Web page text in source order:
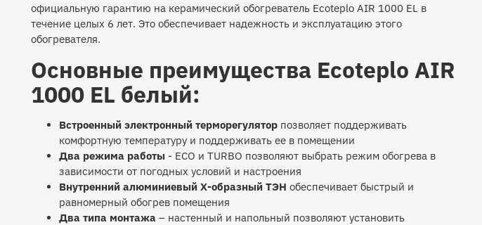
официальную гарантию на керамический обогреватель Ecoteplo AIR 1000 EL в
течение целых 6 лет. Это обеспечивает надежность и эксплуатацию этого
обогревателя.
Основные преимущества Ecoteplo AIR
1000 EL белый:
Встроенный электронный терморегулятор позволяет поддерживать
комфортную температуру и поддерживать ее в помещении
Два режима работы - ECO и TURBO позволяют выбрать режим обогрева в
зависимости от погодных условий и настроения
Внутренний алюминиевый Х-образный ТЭН обеспечивает быстрый и
равномерный обогрев помещения
Два типа монтажа – настенный и напольный позволяют установить